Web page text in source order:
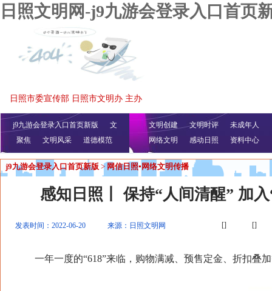
日照文明网-j9九游会登录入口首页
日照市委宣传部 日照市文明办 主办
j9九游会登录入口首页新版
文
明播报
公益视频
聚焦 文明风采 道德模范
文明创建 文明时评
未成年人
网络文明
感动日照 资料中心
j9九游会登录入口首页新版 > 网信日照▪网络文明传播
感知日照丨 保持“人间清醒” 加
发表时间：2022-06-20 来源：日照文明网 [] []
一年一度的“618”来临，购物满减、预售定金、折扣叠